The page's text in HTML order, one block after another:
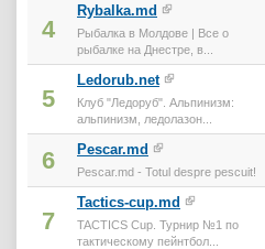
4
Rybalka.md
Рыбалка в Молдове | Все о
рыбалке на Днестре, в...
5
Ledorub.net
Клуб "Ледоруб". Альпинизм:
альпинизм, ледолазон...
6 Pescar.md
Pescar.md - Totul despre pescuit!
7
Tactics-cup.md
TACTICS Cup. Турнир №1 по
тактическому пейнтбол...